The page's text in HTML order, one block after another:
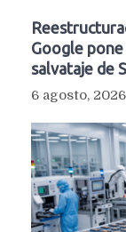
Google
salvataje de
6 agosto, 2026